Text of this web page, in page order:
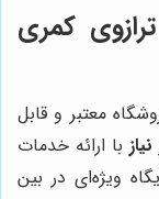
کمری
معتبر و قابل
با ارائه خدمات
ویژه‌ای در بین